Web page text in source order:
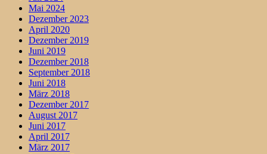
Mai 2024
Dezember 2023
April 2020
Dezember 2019
Juni 2019
Dezember 2018
September 2018
Juni 2018
März 2018
Dezember 2017
August 2017
Juni 2017
April 2017
März 2017